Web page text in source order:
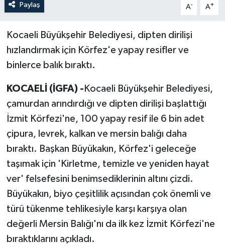
Paylaş A- A+
Kocaeli Büyükşehir Belediyesi, dipten dirilişi
hızlandırmak için Körfez'e yapay resifler ve
binlerce balık bıraktı.
KOCAELİ (İGFA) - Kocaeli Büyükşehir Belediyesi,
çamurdan arındırdığı ve dipten dirilişi başlattığı
İzmit Körfezi'ne, 100 yapay resif ile 6 bin adet
çipura, levrek, kalkan ve mersin balığı daha
bıraktı. Başkan Büyükakın, Körfez'i geleceğe
taşımak için 'Kirletme, temizle ve yeniden hayat
ver' felsefesini benimsediklerinin altını çizdi.
Büyükakın, biyo çeşitlilik açısından çok önemli ve
türü tükenme tehlikesiyle karşı karşıya olan
değerli Mersin Balığı'nı da ilk kez İzmit Körfezi'ne
bıraktıklarını açıkladı.